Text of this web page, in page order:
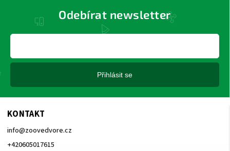
KONTAKT
info@zoovedvore.cz
+420605017615
Odebírat newsletter
Přihlásit se